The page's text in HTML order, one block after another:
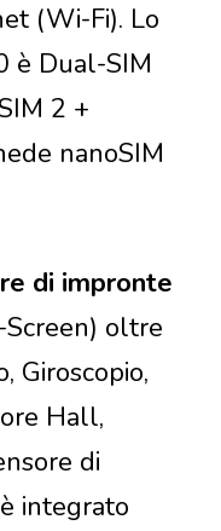
(Wi-Fi). Lo
è Dual-SIM
2 +
nanoSIM
di impronte
Screen) oltre
Giroscopio,
Hall,
di
integrato